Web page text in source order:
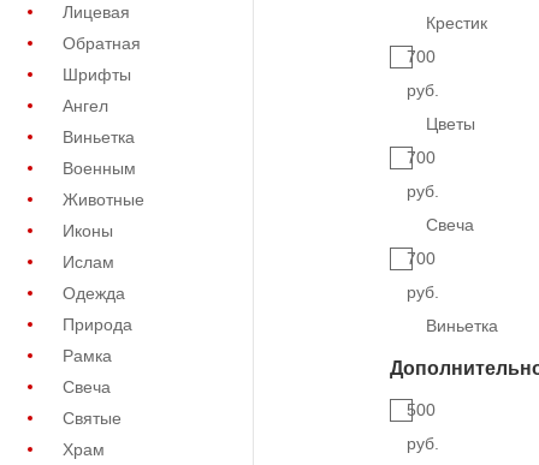
Лицевая
Обратная
Шрифты
Ангел
Виньетка
Военным
Животные
Иконы
Ислам
Одежда
Природа
Рамка
Свеча
Святые
Храм
Крестик
700
руб.
Цветы
700
руб.
Свеча
700
руб.
Виньетка
500
руб.